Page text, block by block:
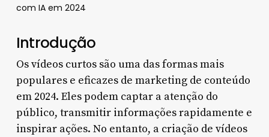
com IA em 2024
Introdução
Os vídeos curtos são uma das formas mais
populares e eficazes de marketing de conteúdo
em 2024. Eles podem captar a atenção do
público, transmitir informações rapidamente e
inspirar ações. No entanto, a criação de vídeos